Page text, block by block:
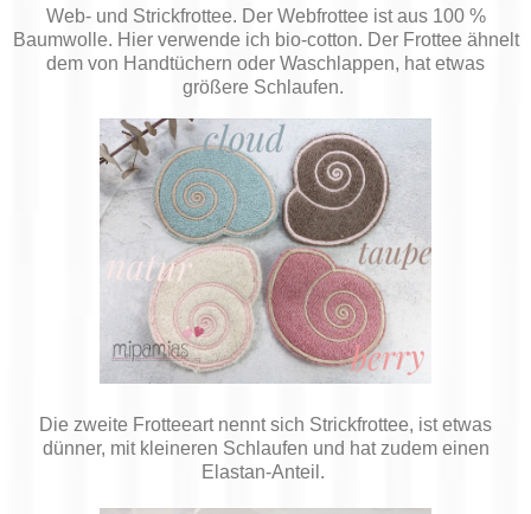
Web- und Strickfrottee. Der Webfrottee ist aus 100 %
Baumwolle. Hier verwende ich bio-cotton. Der Frottee ähnelt
dem von Handtüchern oder Waschlappen, hat etwas
größere Schlaufen.
Die zweite Frotteeart nennt sich Strickfrottee, ist etwas
dünner, mit kleineren Schlaufen und hat zudem einen
Elastan-Anteil.